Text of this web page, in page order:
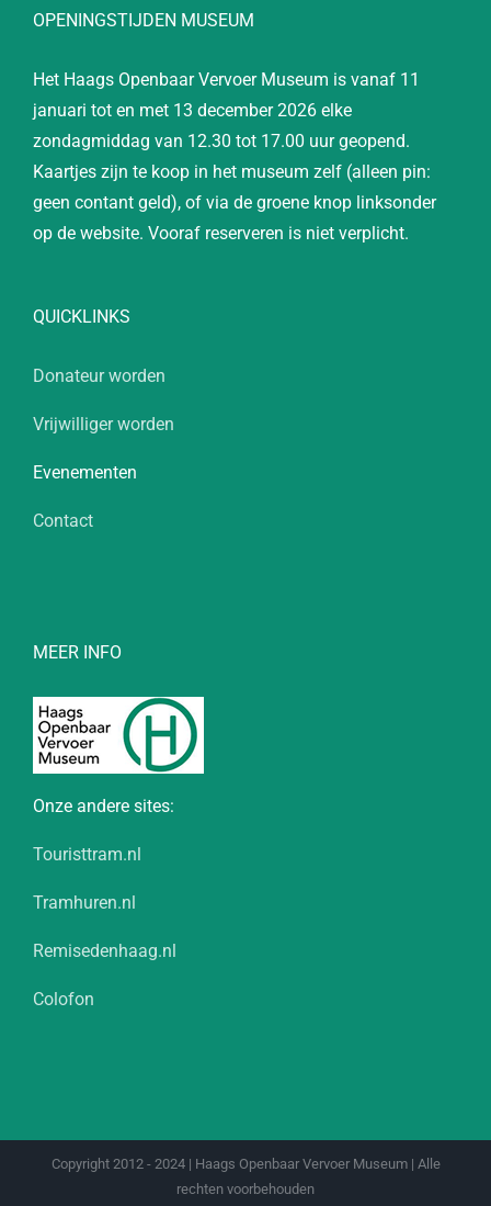
OPENINGSTIJDEN MUSEUM
Het Haags Openbaar Vervoer Museum is vanaf 11
januari tot en met 13 december 2026 elke
zondagmiddag van 12.30 tot 17.00 uur geopend.
Kaartjes zijn te koop in het museum zelf (alleen pin:
geen contant geld), of via de groene knop linksonder
op de website. Vooraf reserveren is niet verplicht.
QUICKLINKS
Donateur worden
Vrijwilliger worden
Evenementen
Contact
MEER INFO
Onze andere sites:
Touristtram.nl
Tramhuren.nl
Remisedenhaag.nl
Colofon
Copyright 2012 - 2024 | Haags Openbaar Vervoer Museum | Alle
rechten voorbehouden